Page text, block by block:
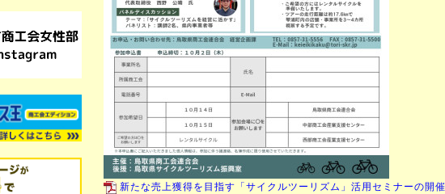
新たな売上獲得を目指す「サイクルツーリズム」活用セミナーの開